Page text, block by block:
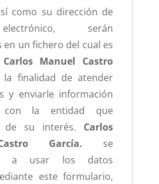
como su dirección de
serán
un fichero del cual es
Carlos Manuel Castro
la finalidad de atender
y enviarle información
con la entidad que
de su interés. Carlos
García. se
a usar los datos
este formulario,